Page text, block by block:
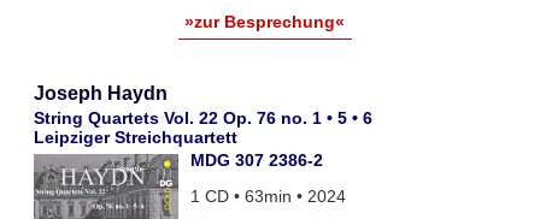
»zur Besprechung«
Joseph Haydn
String Quartets Vol. 22 Op. 76 no. 1 • 5 • 6
Leipziger Streichquartett
MDG 307 2386-2
1 CD • 63min • 2024